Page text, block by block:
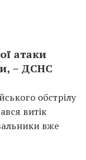
атаки
– ДСНС
обстрілу
витік
вже